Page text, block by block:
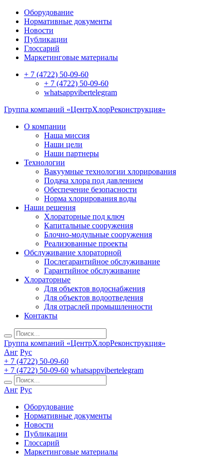
Оборудование
Нормативные документы
Новости
Публикации
Глоссарий
Маркетинговые материалы
+ 7 (4722) 50-09-60
+ 7 (4722) 50-09-60
whatsappvibertelegram
Группа компаний «ЦентрХлорРеконструкция»
О компании
Наша миссия
Наши цели
Наши партнеры
Технологии
Вакуумные технологии хлорирования
Подача хлора под давлением
Обеспечение безопасности
Норма хлорирования воды
Наши решения
Хлораторные под ключ
Капитальные сооружения
Блочно-модульные сооружения
Реализованные проекты
Обслуживание хлораторной
Послегарантийное обслуживание
Гарантийное обслуживание
Хлораторные
Для объектов водоснабжения
Для объектов водоотведения
Для отраслей промышленности
Контакты
Группа компаний «ЦентрХлорРеконструкция»
Анг Рус
+ 7 (4722) 50-09-60
+ 7 (4722) 50-09-60 whatsappvibertelegram
Анг Рус
Оборудование
Нормативные документы
Новости
Публикации
Глоссарий
Маркетинговые материалы